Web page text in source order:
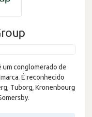
um conglomerado de
É reconhecido
Tuborg, Kronenbourg